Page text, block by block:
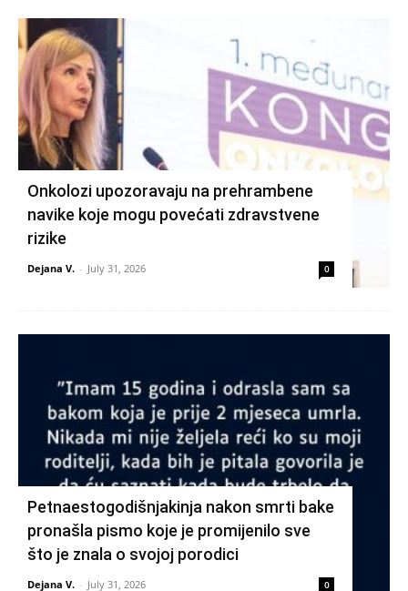
Onkolozi upozoravaju na prehrambene
navike koje mogu povećati zdravstvene
rizike
Dejana V. - July 31, 2026 0
Petnaestogodišnjakinja nakon smrti bake
pronašla pismo koje je promijenilo sve
što je znala o svojoj porodici
Dejana V. - July 31, 2026 0